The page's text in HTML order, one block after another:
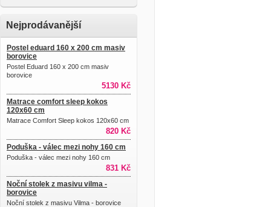
Nejprodávanější
Postel eduard 160 x 200 cm masiv
borovice
Postel Eduard 160 x 200 cm masiv
borovice
5130 Kč
Matrace comfort sleep kokos
120x60 cm
Matrace Comfort Sleep kokos 120x60 cm
820 Kč
Poduška - válec mezi nohy 160 cm
Poduška - válec mezi nohy 160 cm
831 Kč
Noční stolek z masivu vilma -
borovice
Noční stolek z masivu Vilma - borovice